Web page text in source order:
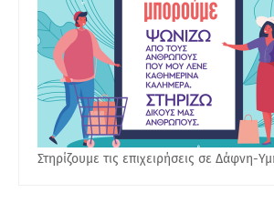
Στηρίζουμε τις επιχειρήσεις σε Δάφνη-